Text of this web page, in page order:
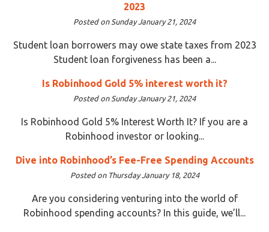
2023
Posted on Sunday January 21, 2024
Student loan borrowers may owe state taxes from 2023
Student loan forgiveness has been a...
Is Robinhood Gold 5% interest worth it?
Posted on Sunday January 21, 2024
Is Robinhood Gold 5% Interest Worth It? If you are a
Robinhood investor or looking...
Dive into Robinhood’s Fee-Free Spending Accounts
Posted on Thursday January 18, 2024
Are you considering venturing into the world of
Robinhood spending accounts? In this guide, we’ll...